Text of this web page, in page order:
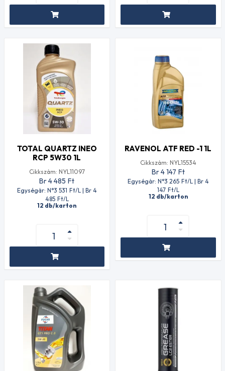
TOTAL QUARTZ INEO
RCP 5W30 1L
Cikkszám: NYL11097
Br 4 485 Ft
Egységár: N°3 531 Ft/L | Br 4
485 Ft/L
12 db/karton
RAVENOL ATF RED -1 1L
Cikkszám: NYL15534
Br 4 147 Ft
Egységár: N°3 265 Ft/L | Br 4
147 Ft/L
12 db/karton